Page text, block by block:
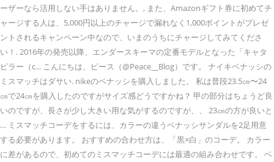
ーザーなら活用しない手はありません。, また、Amazonギフト券に初めてチ
ャージする人は、5,000円以上のチャージで漏れなく1,000ポイントがプレゼ
ントされるキャンペーン中なので、いまのうちにチャージしてみてくださ
い！. 2016年の発売以降、エンダースキーマの定番モデルとなった「キャタ
ピラー（c... こんにちは、ピース（@Peace__Blog）です。 ナイキベナッシの
ミスマッチはダサい. nikeのベナッシを購入しました。 私は普段23.5㎝〜24
㎝で24㎝を購入したのですがサイズ感どうですかね？ 甲の部分はちょうど良
いのですが、長さが少し大きい用な気がするのですが、、 23㎝の方が良いと
… ミスマッチコーデをするには、カラーの違うベナッシサンダルを2足用意
する必要があります。 おすすめの合わせ方は、「黒×白」のコーデ。 カラー
に差があるので、初めてのミスマッチコーデには最適の組み合わせです。 ベ